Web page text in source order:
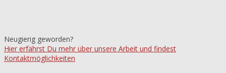
Neugierig geworden?
Hier erfährst Du mehr über unsere Arbeit und findest
Kontaktmöglichkeiten